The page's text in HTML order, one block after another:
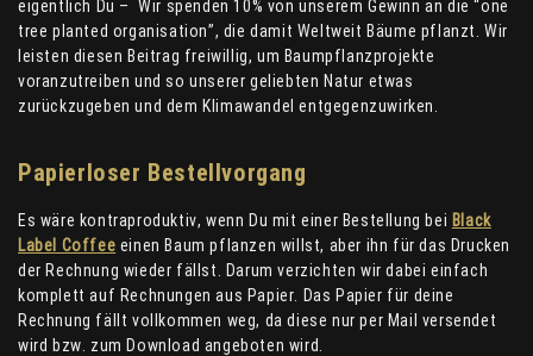
eigentlich Du – Wir spenden 10% von unserem Gewinn an die “one
tree planted organisation”, die damit Weltweit Bäume pflanzt. Wir
leisten diesen Beitrag freiwillig, um Baumpflanzprojekte
voranzutreiben und so unserer geliebten Natur etwas
zurückzugeben und dem Klimawandel entgegenzuwirken.
Papierloser Bestellvorgang
Es wäre kontraproduktiv, wenn Du mit einer Bestellung bei Black
Label Coffee einen Baum pflanzen willst, aber ihn für das Drucken
der Rechnung wieder fällst. Darum verzichten wir dabei einfach
komplett auf Rechnungen aus Papier. Das Papier für deine
Rechnung fällt vollkommen weg, da diese nur per Mail versendet
wird bzw. zum Download angeboten wird.